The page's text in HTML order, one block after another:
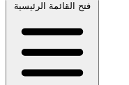
فتح القائمة الرئيسية